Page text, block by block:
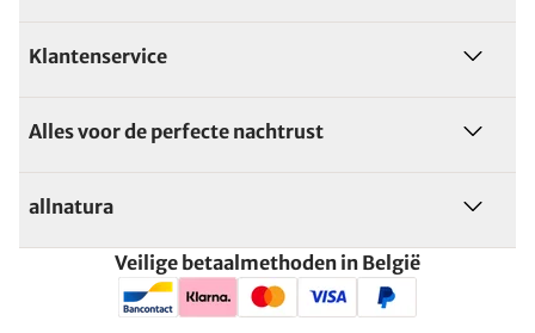
Klantenservice
Alles voor de perfecte nachtrust
allnatura
Veilige betaalmethoden in België